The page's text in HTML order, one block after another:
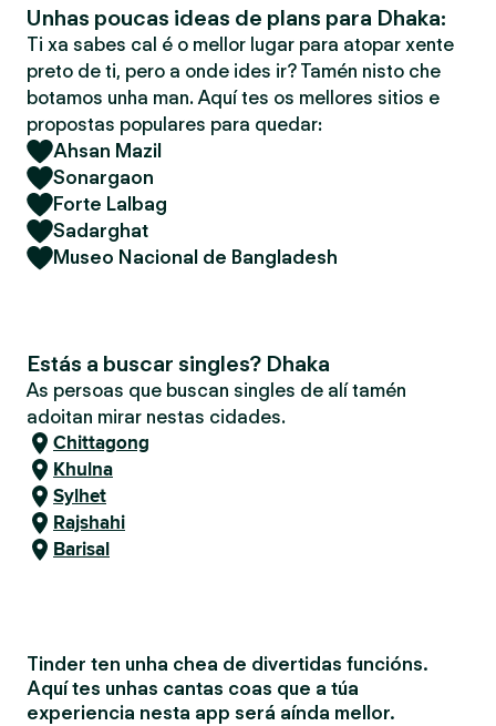
Unhas poucas ideas de plans para Dhaka:
Ti xa sabes cal é o mellor lugar para atopar xente
preto de ti, pero a onde ides ir? Tamén nisto che
botamos unha man. Aquí tes os mellores sitios e
propostas populares para quedar:
Ahsan Mazil
Sonargaon
Forte Lalbag
Sadarghat
Museo Nacional de Bangladesh
Estás a buscar singles? Dhaka
As persoas que buscan singles de alí tamén
adoitan mirar nestas cidades.
Chittagong
Khulna
Sylhet
Rajshahi
Barisal
Tinder ten unha chea de divertidas funcións.
Aquí tes unhas cantas coas que a túa
experiencia nesta app será aínda mellor.